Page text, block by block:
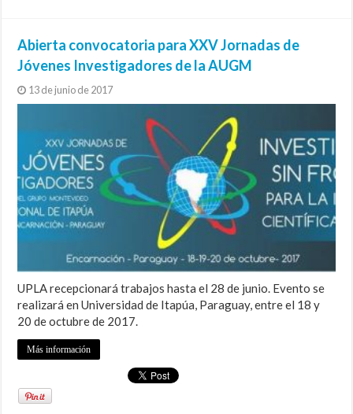
Abierta convocatoria para XXV Jornadas de
Jóvenes Investigadores de la AUGM
13 de junio de 2017
UPLA recepcionará trabajos hasta el 28 de junio. Evento se
realizará en Universidad de Itapúa, Paraguay, entre el 18 y
20 de octubre de 2017.
Más información